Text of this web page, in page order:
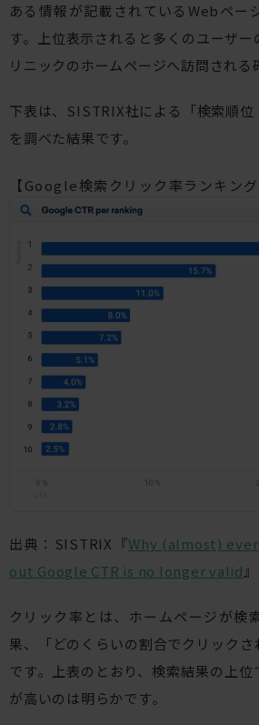
ある情報が記載されているWebペー
す。上位表示されると多くのユーザ
リニックのホームページへ訪問される
下表は、SISTRIX社による「検索順
を調べた結果です。
【Google検索クリック率ランキング
出典：SISTRIX『Why (almost)
out Google CTR is no longer valid』
クリック率とは、ホームページが検
果、「どのくらいの割合でクリック
です。上表のとおり、検索結果の上
が高いのは明らかです。